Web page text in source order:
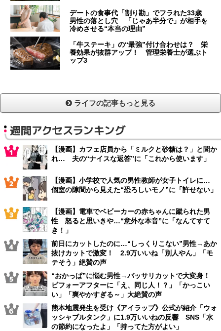
デートの食事代「割り勘」でフラれた33歳
男性の落とし穴 「じゃあ半分で」が相手を
冷めさせる“本当の理由”
「牛ステーキ」の“最強”付け合わせは？ 栄
養効果が抜群アップ！ 管理栄養士が選ぶト
ップ3
ライフの記事もっと見る
週間アクセスランキング
【漫画】カフェ店員から「ミルクと砂糖は？」と聞か
れ… 夫の“ナイスな返答”に「これから使います」
【漫画】小学校で人気の男性教師が女子トイレに…
個室の隙間から見えた“恐ろしいモノ”に「許せない」
【漫画】電車でベビーカーの赤ちゃんに蹴られた男
性 怒ると思いきや…“意外な本音”に「なんてすて
き！」
前日にカットしたのに…“しっくりこない”男性→あか
抜けカットで激変！ 2.9万いいね「別人やん」「モ
テそう」絶賛の声
“おかっぱ”に悩む男性→バッサリカットで大変身！
ビフォーアフターに「え、同じ人！？」「かっこい
い」「爽やかすぎる～」大絶賛の声
熊本地震発生を受け《アイラップ》公式が紹介「ウォ
ッシャブルタンク」に1.9万いいねの反響 SNS「水
の節約になったよ」「持ってた方がよい」